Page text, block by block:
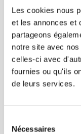
Les cookies nous
et les annonces et
partageons
notre site avec
celles-ci avec
fournies ou qu'ils
de leurs services.
Nécessaires
Etape 1 -
Le cycle du
aluminium
source : en
moyen de ne